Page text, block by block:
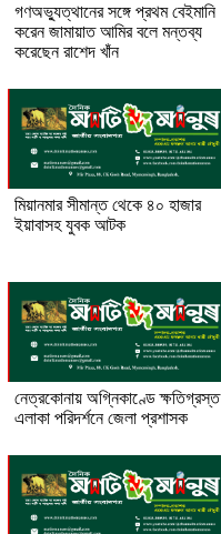
গণঅভ্যুত্থানের সঙ্গে প্রথম বেইমানি
করেন জামায়াত আমির বলে মন্তব্য
করেছেন রাশেদ খাঁন
মিয়ানমার সীমান্ত থেকে ৪০ হাজার
ইয়াবাসহ যুবক আটক
নেত্রকোনায় অগ্নিকাণ্ডে ক্ষতিগ্রস্ত
এলাকা পরিদর্শনে জেলা প্রশাসক